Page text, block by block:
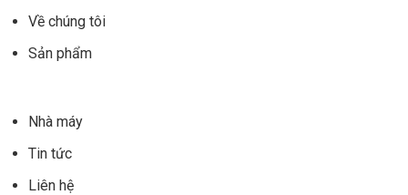
Về chúng tôi
Sản phẩm
Nhà máy
Tin tức
Liên hệ